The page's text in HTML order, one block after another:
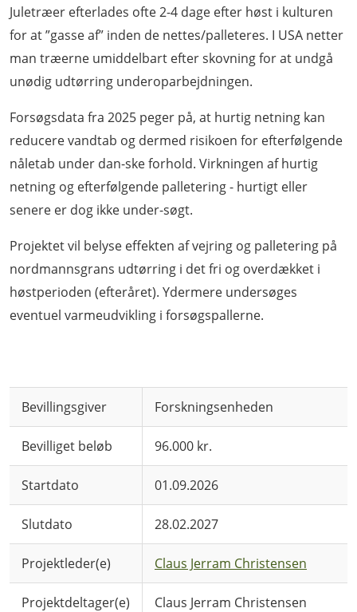
Juletræer efterlades ofte 2-4 dage efter høst i kulturen
for at ”gasse af” inden de nettes/palleteres. I USA netter
man træerne umiddelbart efter skovning for at undgå
unødig udtørring underoparbejdningen.
Forsøgsdata fra 2025 peger på, at hurtig netning kan
reducere vandtab og dermed risikoen for efterfølgende
nåletab under dan-ske forhold. Virkningen af hurtig
netning og efterfølgende palletering - hurtigt eller
senere er dog ikke under-søgt.
Projektet vil belyse effekten af vejring og palletering på
nordmannsgrans udtørring i det fri og overdækket i
høstperioden (efteråret). Ydermere undersøges
eventuel varmeudvikling i forsøgspallerne.
Bevillingsgiver Forskningsenheden
Bevilliget beløb 96.000 kr.
Startdato 01.09.2026
Slutdato 28.02.2027
Projektleder(e) Claus Jerram Christensen
Projektdeltager(e)
Claus Jerram Christensen